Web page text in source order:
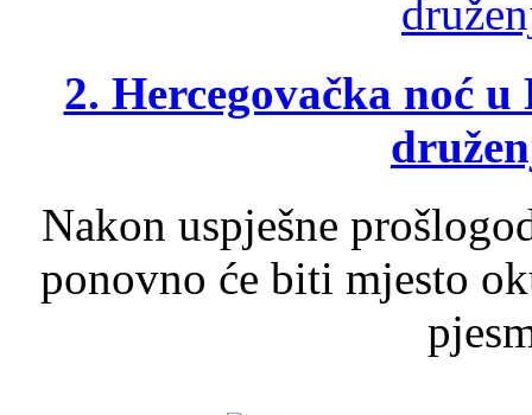
2. Hercegovačka noć
Nakon uspješne
ponovno će biti mjesto